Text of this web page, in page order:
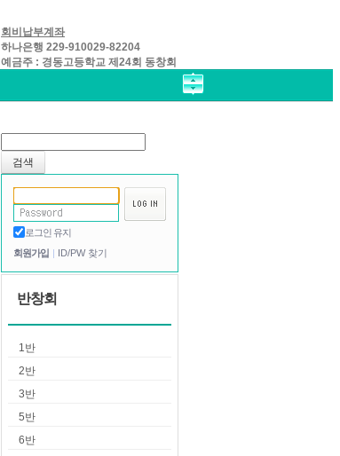
회비납부계좌
하나은행 229-910029-82204
예금주 : 경동고등학교 제24회 동창회
로그인 유지
회원가입
ID/PW 찾기
반창회
1반
2반
3반
5반
6반